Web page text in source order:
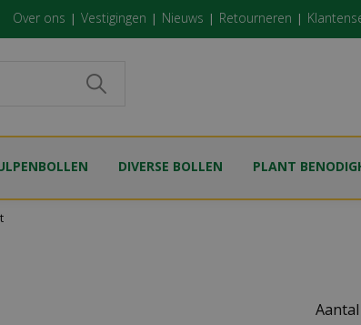
Over ons Vestigingen Nieuws Retourneren
DIVERSE BOLLEN PLANT